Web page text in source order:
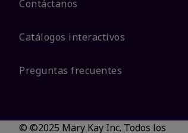
Contáctanos
Catálogos interactivos
Preguntas frecuentes
© ©2025 Mary Kay Inc. Todos los